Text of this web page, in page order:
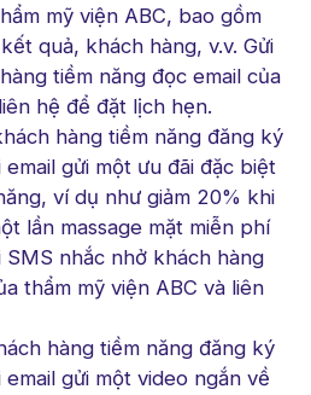
mỹ viện ABC, bao gồm
quả, khách hàng, v.v. Gửi
tiềm năng đọc email của
hệ để đặt lịch hẹn.
hàng tiềm năng đăng ký
email gửi một ưu đãi đặc biệt
ví dụ như giảm 20% khi
lần massage mặt miễn phí
SMS nhắc nhở khách hàng
thẩm mỹ viện ABC và liên
hàng tiềm năng đăng ký
gửi một video ngắn về